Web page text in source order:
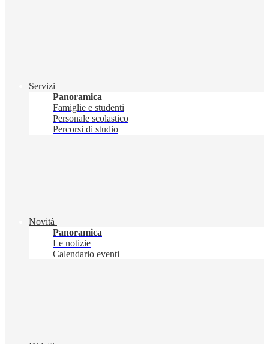
Servizi
Panoramica
Famiglie e studenti
Personale scolastico
Percorsi di studio
Novità
Panoramica
Le notizie
Calendario eventi